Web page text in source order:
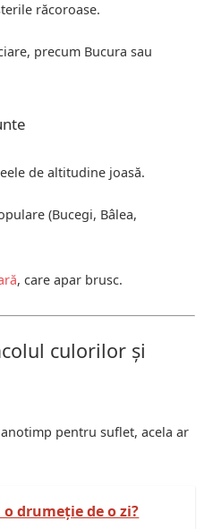
răcoroase.
precum Bucura sau
de altitudine joasă.
(Bucegi, Bâlea,
, care apar brusc.
culorilor și
pentru suflet, acela ar
o drumeție de o zi?